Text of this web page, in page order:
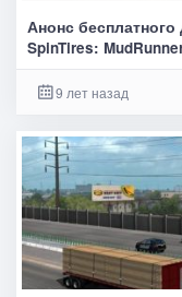
Анонс
SpinTires:
9 лет назад